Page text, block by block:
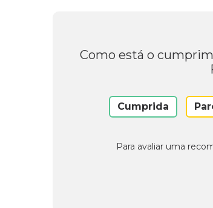
Como está o
Cumprida
Para avaliar uma